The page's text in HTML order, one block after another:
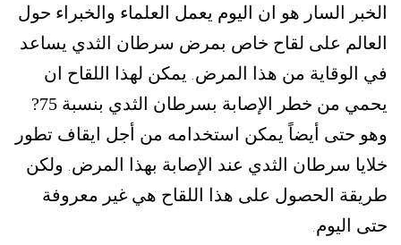
الخبر السار هو ان اليوم يعمل العلماء والخبراء حول
العالم على لقاح خاص بمرض سرطان الثدي يساعد
في الوقاية من هذا المرض. يمكن لهذا اللقاح ان
يحمي من خطر الإصابة بسرطان الثدي بنسبة 75?
وهو حتى أيضاً يمكن استخدامه من أجل ايقاف تطور
خلايا سرطان الثدي عند الإصابة بهذا المرض. ولكن
طريقة الحصول على هذا اللقاح هي غير معروفة
حتى اليوم.